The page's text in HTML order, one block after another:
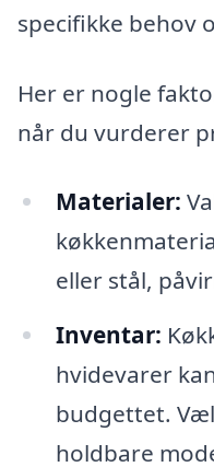
specifikke behov
Her er nogle
når du vurderer
Materialer:
eller stål,
Inventar:
hvidevarer
budgettet.
holdbare